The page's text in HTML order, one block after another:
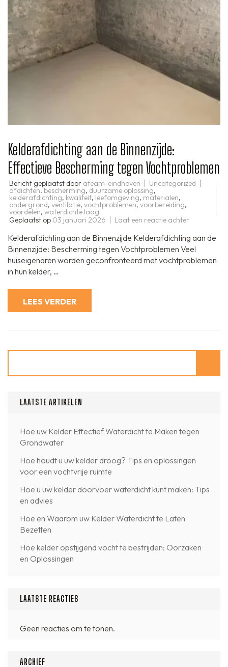
Kelderafdichting aan de Binnenzijde:
Effectieve Bescherming tegen Vochtproblemen
Bericht geplaatst door ateam-eindhoven Uncategorized
afdichten,bescherming, duurzame oplossing,
kelderafdichting, kwaliteit, leefomgeving, materialen,
ondergrond, ventilatie, vochtproblemen,voorbereiding,
voordelen, waterdichte laag
Geplaatst op 03 januari 2026 Laat een reactie achter
de
Binnenzijde:
Effectieve
Kelderafdichting aan de Binnenzijde Kelderafdichting aan de
Binnenzijde: Bescherming tegen Vochtproblemen Veel
huiseigenaren worden geconfronteerd met vochtproblemen
in hun kelder, …
LEES VERDER
LAATSTE ARTIKELEN
Hoe uw Kelder Effectief Waterdicht te Maken tegen
Grondwater
Hoe houdt u uw kelder droog? Tips en oplossingen
voor een vochtvrije ruimte
Hoe u uw kelder doorvoer waterdicht kunt maken: Tips
en advies
Hoe en Waarom uw Kelder Waterdicht te Laten
Bezetten
Hoe kelder opstijgend vocht te bestrijden: Oorzaken
en Oplossingen
LAATSTE REACTIES
Geen reacties om te tonen.
ARCHIEF